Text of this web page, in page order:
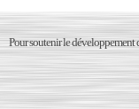
Pour soutenir le développement